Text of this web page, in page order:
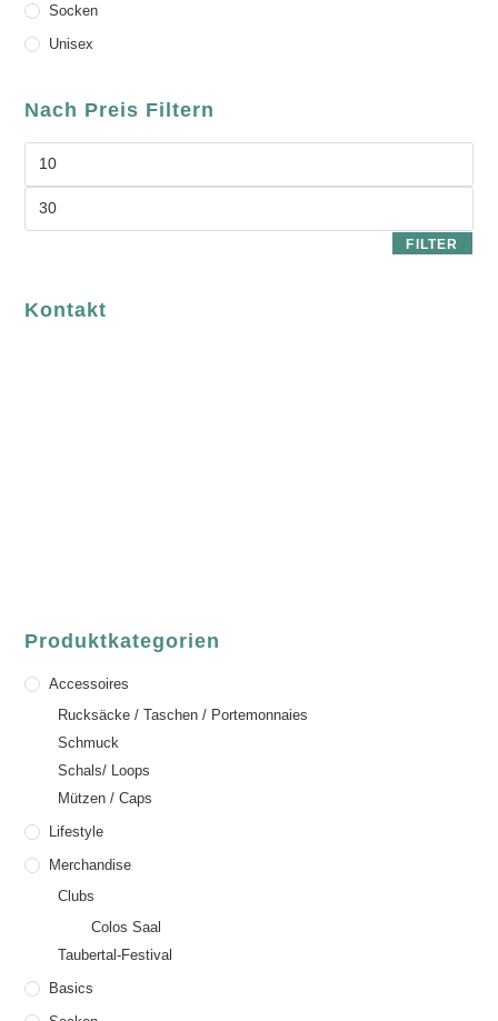
Socken
Unisex
Nach Preis Filtern
FILTER
Kontakt
Produktkategorien
Accessoires
Rucksäcke / Taschen / Portemonnaies
Schmuck
Schals/ Loops
Mützen / Caps
Lifestyle
Merchandise
Clubs
Colos Saal
Taubertal-Festival
Basics